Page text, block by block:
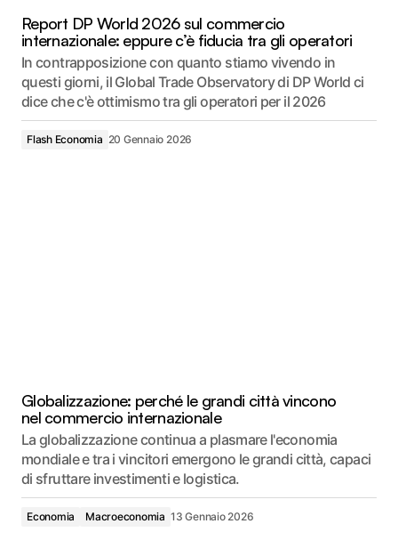
Report DP World 2026 sul commercio
internazionale: eppure c’è fiducia tra gli operatori
In contrapposizione con quanto stiamo vivendo in
questi giorni, il Global Trade Observatory di DP World ci
dice che c'è ottimismo tra gli operatori per il 2026
Flash Economia 20 Gennaio 2026
Globalizzazione: perché le grandi città vincono
nel commercio internazionale
La globalizzazione continua a plasmare l'economia
mondiale e tra i vincitori emergono le grandi città, capaci
di sfruttare investimenti e logistica.
Economia Macroeconomia 13 Gennaio 2026